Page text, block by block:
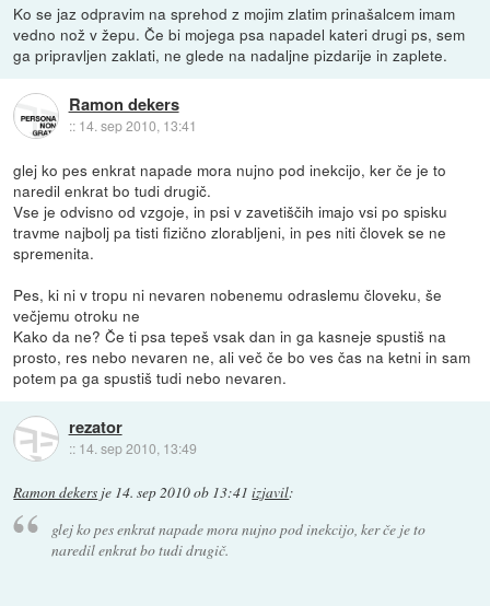
Ko se jaz odpravim na sprehod z mojim zlatim prinašalcem imam
vedno nož v žepu. Če bi mojega psa napadel kateri drugi ps, sem
ga pripravljen zaklati, ne glede na nadaljne pizdarije in zaplete.
Ramon dekers
:: 14. sep 2010, 13:41
glej ko pes enkrat napade mora nujno pod inekcijo, ker če je to
naredil enkrat bo tudi drugič.
Vse je odvisno od vzgoje, in psi v zavetiščih imajo vsi po spisku
travme najbolj pa tisti fizično zlorabljeni, in pes niti človek se ne
spremenita.
Pes, ki ni v tropu ni nevaren nobenemu odraslemu človeku, še
večjemu otroku ne
Kako da ne? Če ti psa tepeš vsak dan in ga kasneje spustiš na
prosto, res nebo nevaren ne, ali več če bo ves čas na ketni in sam
potem pa ga spustiš tudi nebo nevaren.
rezator
:: 14. sep 2010, 13:49
Ramon dekers je 14. sep 2010 ob 13:41 izjavil:
glej ko pes enkrat napade mora nujno pod inekcijo, ker če je to
naredil enkrat bo tudi drugič.